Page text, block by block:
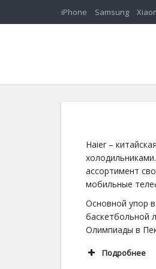
iPhone Samsung
Haier –
ассортимент
мобильные
Основной упор
баскетбольной
Олимпиады в
Подробнее